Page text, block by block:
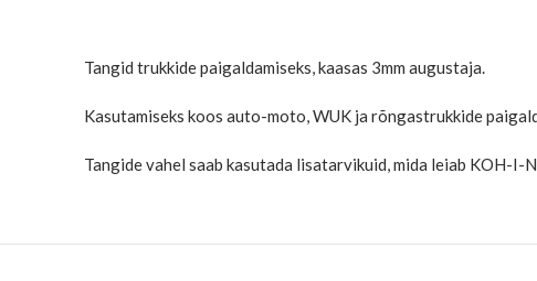
Tangid trukkide paigaldamiseks, kaasas 3mm augustaja.
Kasutamiseks koos auto-moto, WUK ja rõngastrukkide
Tangide vahel saab kasutada lisatarvikuid, mida leiab KOH-